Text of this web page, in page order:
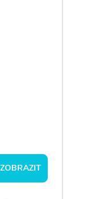
ZOBRAZIT